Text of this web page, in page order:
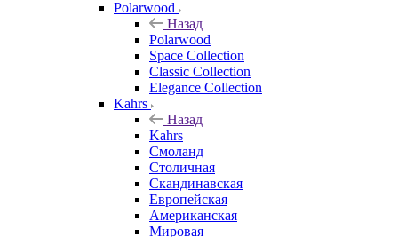
Polarwood
Назад
Polarwood
Space Collection
Classic Collection
Elegance Collection
Kahrs
Назад
Kahrs
Смоланд
Столичная
Скандинавская
Европейская
Американская
Мировая